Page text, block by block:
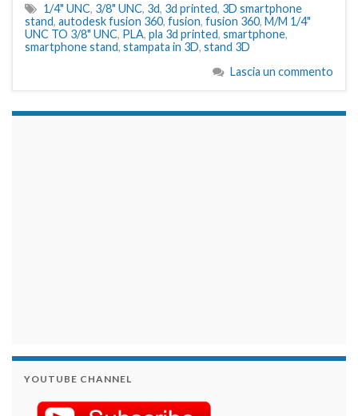
1/4" UNC, 3/8" UNC, 3d, 3d printed, 3D smartphone
stand, autodesk fusion 360, fusion, fusion 360, M/M 1/4"
UNC TO 3/8" UNC, PLA, pla 3d printed, smartphone,
smartphone stand, stampata in 3D, stand 3D
Lascia un commento
YOUTUBE CHANNEL